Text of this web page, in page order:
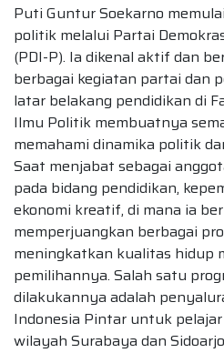
Puti Guntur Soekarno
politik melalui Partai
(PDI-P). Ia dikenal aktif dan
berbagai kegiatan partai dan
latar belakang pendidikan di
Ilmu Politik membuatnya
memahami dinamika politik
Saat menjabat sebagai
pada bidang pendidikan,
ekonomi kreatif, di mana ia
memperjuangkan berbagai
meningkatkan kualitas hidup
pemilihannya. Salah satu
dilakukannya adalah
Indonesia Pintar untuk
wilayah Surabaya dan